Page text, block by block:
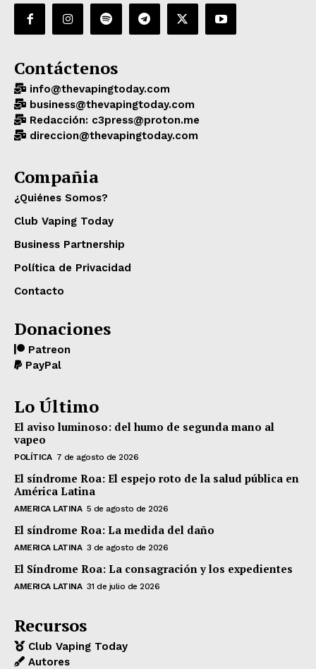
Contáctenos
info@thevapingtoday.com
business@thevapingtoday.com
Redacción: c3press@proton.me
direccion@thevapingtoday.com
Compañia
¿Quiénes Somos?
Club Vaping Today
Business Partnership
Política de Privacidad
Contacto
Donaciones
Patreon
PayPal
Lo Último
El aviso luminoso: del humo de segunda mano al
vapeo
POLÍTICA 7 de agosto de 2026
El síndrome Roa: El espejo roto de la salud pública en
América Latina
AMERICA LATINA 5 de agosto de 2026
El síndrome Roa: La medida del daño
AMERICA LATINA 3 de agosto de 2026
El Síndrome Roa: La consagración y los expedientes
AMERICA LATINA 31 de julio de 2026
Recursos
Club Vaping Today
Autores